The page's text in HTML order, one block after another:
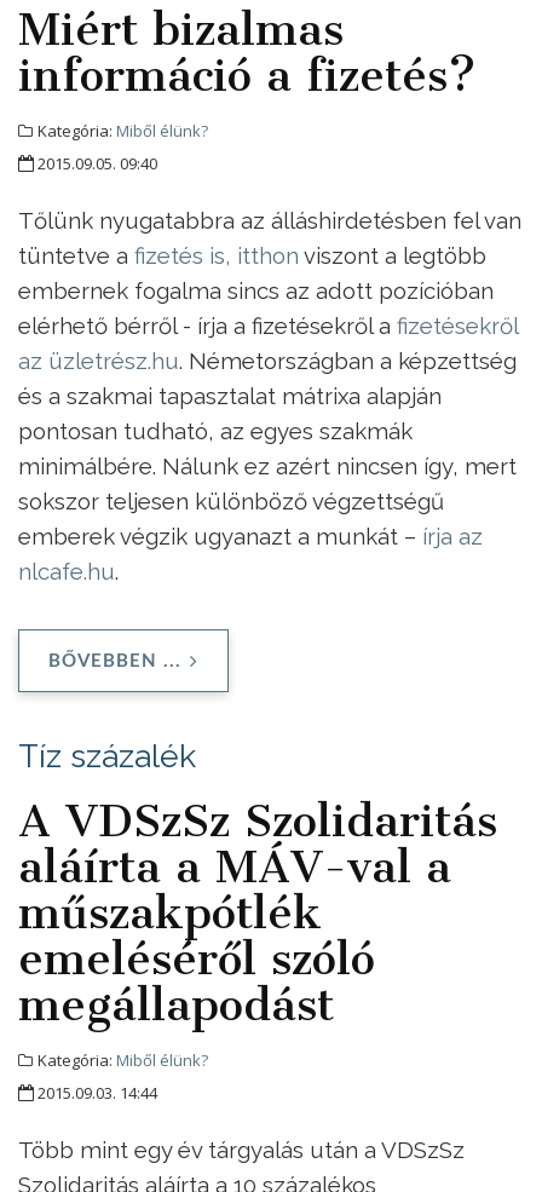
Miért bizalmas
információ a fizetés?
Kategória: Miből élünk?
2015.09.05. 09:40
Tőlünk nyugatabbra az álláshirdetésben fel van
tüntetve a fizetés is, itthon viszont a legtöbb
embernek fogalma sincs az adott pozícióban
elérhető bérről - írja a fizetésekről a fizetésekről
az üzletrész.hu. Németországban a képzettség
és a szakmai tapasztalat mátrixa alapján
pontosan tudható, az egyes szakmák
minimálbére. Nálunk ez azért nincsen így, mert
sokszor teljesen különböző végzettségű
emberek végzik ugyanazt a munkát – írja az
nlcafe.hu.
BŐVEBBEN ...
Tíz százalék
A VDSzSz Szolidaritás
aláírta a MÁV-val a
műszakpótlék
emeléséről szóló
megállapodást
Kategória: Miből élünk?
2015.09.03. 14:44
Több mint egy év tárgyalás után a VDSzSz
Szolidaritás aláírta a 10 százalékos